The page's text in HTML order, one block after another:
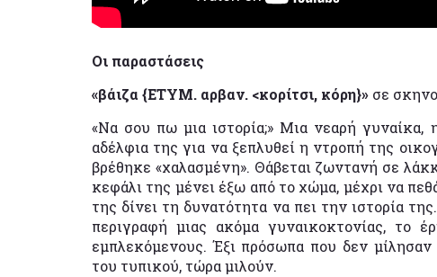
Οι παραστάσεις
«βάιζα {ΕΤΥΜ. αρβαν. <κορίτσι, κόρη}» σε
«Να σου πω μια ιστορία;» Μια νεαρή γυναίκα,
αδέλφια της για να ξεπλυθεί η ντροπή της
βρέθηκε «χαλασμένη». Θάβεται ζωντανή σε
κεφάλι της μένει έξω από το χώμα, μέχρι να
της δίνει τη δυνατότητα να πει την ιστορία
περιγραφή μιας ακόμα γυναικοκτονίας, το
εμπλεκόμενους. Έξι πρόσωπα που δεν
του τυπικού, τώρα μιλούν.